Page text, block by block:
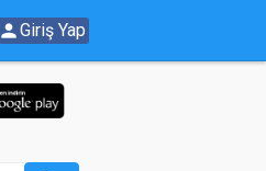
personGiriş Yap